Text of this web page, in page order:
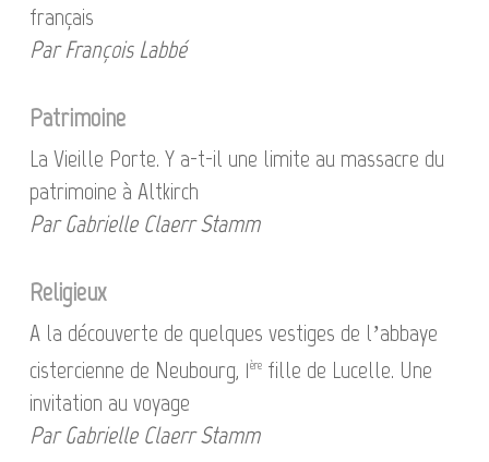
français
Par François Labbé
Patrimoine
La Vieille Porte. Y a-t-il une limite au massacre du
patrimoine à Altkirch
Par Gabrielle Claerr Stamm
Religieux
A la découverte de quelques vestiges de l’abbaye
cistercienne de Neubourg, 1èrefille de Lucelle. Une
invitation au voyage
Par Gabrielle Claerr Stamm